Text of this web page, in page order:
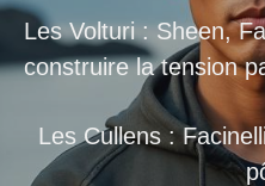
Les Volturi : Sheen,
construire la tension
Les Cullens :